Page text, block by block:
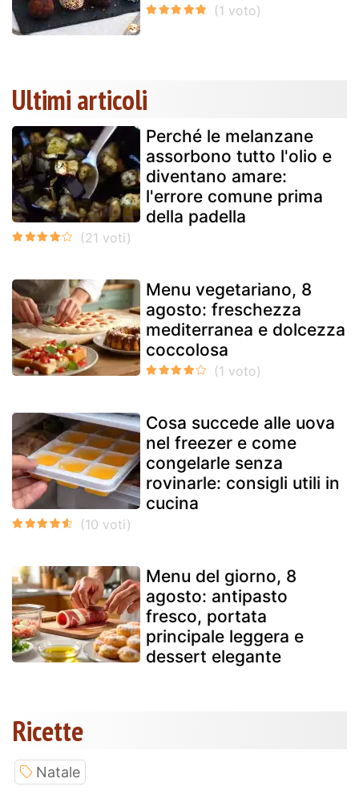
Ultimi articoli
Perché le melanzane
assorbono tutto l'olio e
diventano amare:
l'errore comune prima
della padella
Menu vegetariano, 8
agosto: freschezza
mediterranea e dolcezza
coccolosa
Cosa succede alle uova
nel freezer e come
congelarle senza
rovinarle: consigli utili in
cucina
Menu del giorno, 8
agosto: antipasto
fresco, portata
principale leggera e
dessert elegante
Ricette
Natale